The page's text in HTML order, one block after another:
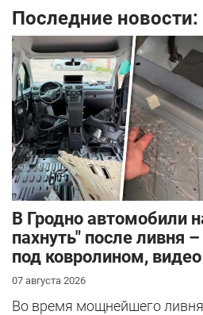
Последние новости:
В Гродно автомобили
пахнуть" после ливня
под ковролином, видео
07 августа 2026
Во время мощнейшего ливня